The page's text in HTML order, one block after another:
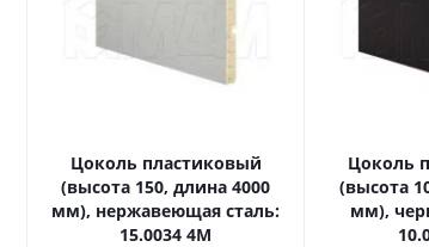
Цоколь пластиковый
(высота 150, длина 4000
мм), нержавеющая сталь:
15.0034 4M
Цоколь
(высота
мм),